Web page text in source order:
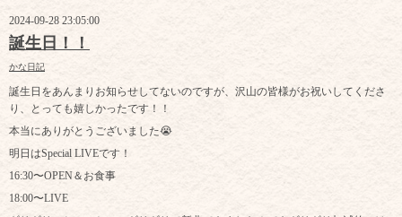
2024-09-28 23:05:00
誕生日！！
かな日記
誕生日をあんまりお知らせしてないのですが、沢山の皆様がお祝いしてくださ
り、とっても嬉しかったです！！
本当にありがとうございました😭
明日はSpecial LIVEです！
16:30〜OPEN＆お食事
18:00〜LIVE